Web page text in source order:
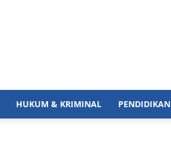
HUKUM & KRIMINAL PENDIDIKAN